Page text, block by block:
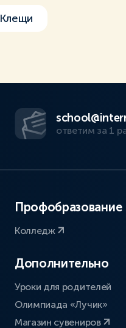
Клещи
ответим за 1
Профобразование
Колледж
Дополнительно
Уроки для родителей
Олимпиада «Лучик»
Магазин сувениров